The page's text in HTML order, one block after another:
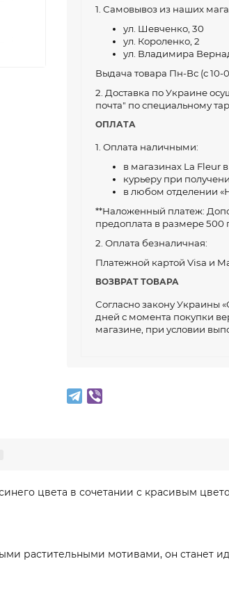
1. Самовывоз из наших
ул. Шевченко, 30
ул. Короленко, 2
ул. Владимира
Выдача товара Пн-Вс (с 10-
2. Доставка по Украине
почта" по специальному
ОПЛАТА
1. Оплата наличными:
в магазинах La Fleur
курьеру при
в любом отделении
**Наложенный платеж:
предоплата в размере 500
2. Оплата безналичная:
Платежной картой Visa и
ВОЗВРАТ ТОВАРА
Согласно закону Украины
дней с момента покупки
магазине, при условии
цвета в сочетании с красивым
растительными мотивами, он станет